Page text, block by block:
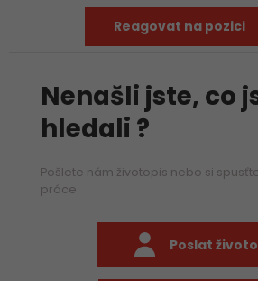
Reagovat na pozici
Nenašli jste, co
hledali ?
Pošlete nám životopis nebo si
práce
Poslat